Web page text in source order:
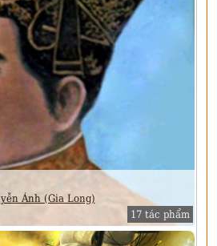
Ánh (Gia Long)
17 tác phẩm